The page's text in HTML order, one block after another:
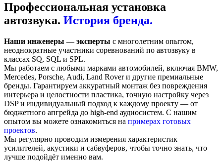
Профессиональная установка
автозвука. История бренда.
Наши инженеры — эксперты с многолетним опытом,
неоднократные участники соревнований по автозвуку в
классах SQ, SQL и SPL.
Мы работаем с любыми марками автомобилей, включая BMW,
Mercedes, Porsche, Audi, Land Rover и другие премиальные
бренды. Гарантируем аккуратный монтаж без повреждения
интерьера и целостности пластика, точную настройку через
DSP и индивидуальный подход к каждому проекту — от
бюджетного апгрейда до high-end аудиосистем. С нашим
опытом вы можете ознакомиться на примерах готовых
проектов.
Мы регулярно проводим измерения характеристик
усилителей, акустики и сабвуферов, чтобы точно знать, что
лучше подойдёт именно вам.